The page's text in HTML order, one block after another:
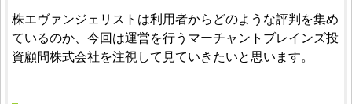
株エヴァンジェリストは利用者からどのような評判を集め
ているのか、今回は運営を行うマーチャントブレインズ投
資顧問株式会社を注視して見ていきたいと思います。